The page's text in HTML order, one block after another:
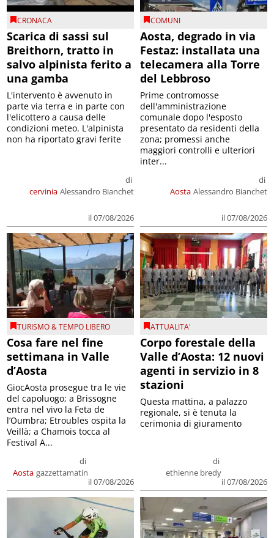
CRONACA
Scarica di sassi sul
Breithorn, tratto in
salvo alpinista ferito a
una gamba
cervinia
di
Alessandro Bianchet
il 07/08/2026
L'intervento è avvenuto in
parte via terra e in parte con
l'elicottero a causa delle
condizioni meteo. L'alpinista
non ha riportato gravi ferite
COMUNI
Aosta, degrado in via
Festaz: installata una
telecamera alla Torre
del Lebbroso
Aosta
di
Alessandro Bianchet
il 07/08/2026
Prime contromosse
dell'amministrazione
comunale dopo l'esposto
presentato da residenti della
zona; promessi anche
maggiori controlli e ulteriori
inter...
TURISMO & TEMPO LIBERO
Cosa fare nel fine
settimana in Valle
d’Aosta
Aosta
di
gazzettamatin
il 07/08/2026
GiocAosta prosegue tra le vie
del capoluogo; a Brissogne
entra nel vivo la Feta de
l’Oumbra; Etroubles ospita la
Veillà; a Chamois tocca al
Festival A...
ATTUALITA'
Corpo forestale della
Valle d’Aosta: 12 nuovi
agenti in servizio in 8
stazioni
di
ethienne bredy
il 07/08/2026
Questa mattina, a palazzo
regionale, si è tenuta la
cerimonia di giuramento